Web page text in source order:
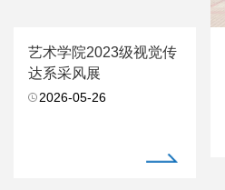
艺术学院2023级视觉传
达系采风展
2026-05-26